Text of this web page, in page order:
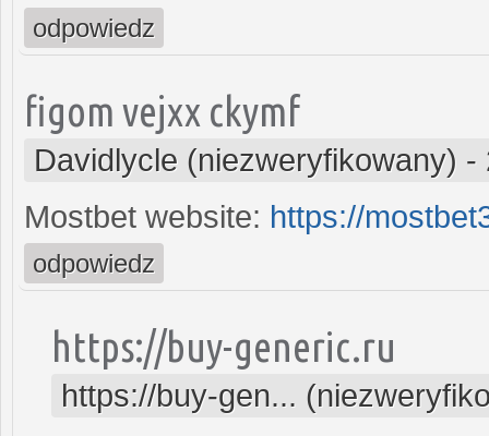
odpowiedz
figom vejxx ckymf
Davidlycle (niezweryfikowany) -
Mostbet website: https://
odpowiedz
https://buy-generic.ru
https://buy-gen...